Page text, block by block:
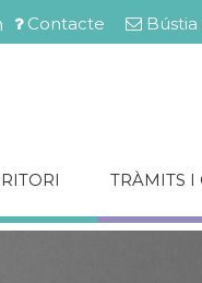
Menú
Contacte
TRÀMITS I